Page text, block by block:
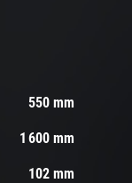
550 mm
1 600 mm
102 mm